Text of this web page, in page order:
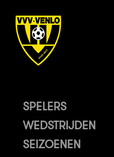
SPELERS
WEDSTRIJDEN
SEIZOENEN